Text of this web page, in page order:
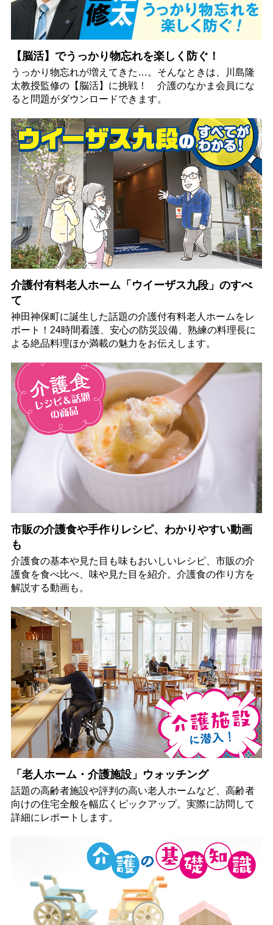
【脳活】でうっかり物忘れを楽しく防ぐ！
うっかり物忘れが増えてきた…。そんなときは、川島隆
太教授監修の【脳活】に挑戦！ 介護のなかま会員にな
ると問題がダウンロードできます。
介護付有料老人ホーム「ウイーザス九段」のすべ
て
神田神保町に誕生した話題の介護付有料老人ホームをレ
ポート！24時間看護、安心の防災設備、熟練の料理長に
よる絶品料理ほか満載の魅力をお伝えします。
市販の介護食や手作りレシピ、わかりやすい動画
も
介護食の基本や見た目も味もおいしいレシピ、市販の介
護食を食べ比べ、味や見た目を紹介。介護食の作り方を
解説する動画も。
「老人ホーム・介護施設」ウォッチング
話題の高齢者施設や評判の高い老人ホームなど、高齢者
向けの住宅全般を幅広くピックアップ。実際に訪問して
詳細にレポートします。